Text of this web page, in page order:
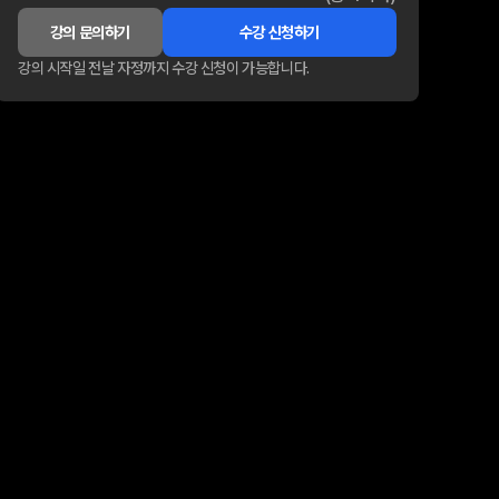
강의 문의하기
수강 신청하기
강의 시작일 전날 자정까지 수강 신청이 가능합니다.